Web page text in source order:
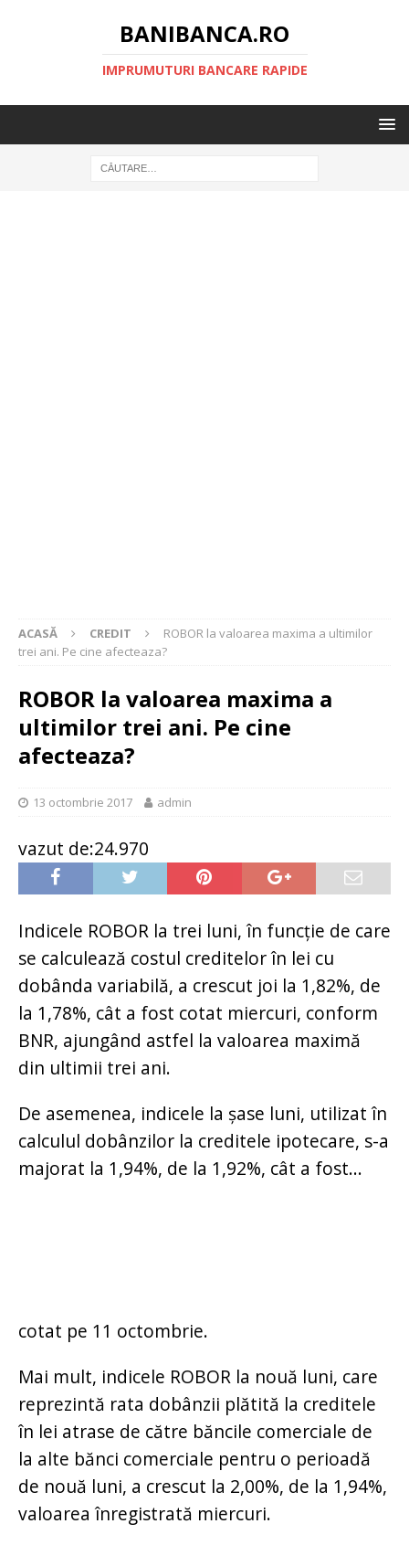
BANIBANCA.RO
IMPRUMUTURI BANCARE RAPIDE
ACASĂ CREDIT
ROBOR la valoarea maxima a ultimilor
trei ani. Pe cine afecteaza?
ROBOR la valoarea maxima a
ultimilor trei ani. Pe cine
afecteaza?
13 octombrie 2017 admin
vazut de:24.970
Indicele ROBOR la trei luni, în funcţie de care
se calculează costul creditelor în lei cu
dobânda variabilă, a crescut joi la 1,82%, de
la 1,78%, cât a fost cotat miercuri, conform
BNR, ajungând astfel la valoarea maximă
din ultimii trei ani.
De asemenea, indicele la şase luni, utilizat în
calculul dobânzilor la creditele ipotecare, s-a
majorat la 1,94%, de la 1,92%, cât a fost...
cotat pe 11 octombrie.
Mai mult, indicele ROBOR la nouă luni, care
reprezintă rata dobânzii plătită la creditele
în lei atrase de către băncile comerciale de
la alte bănci comerciale pentru o perioadă
de nouă luni, a crescut la 2,00%, de la 1,94%,
valoarea înregistrată miercuri.